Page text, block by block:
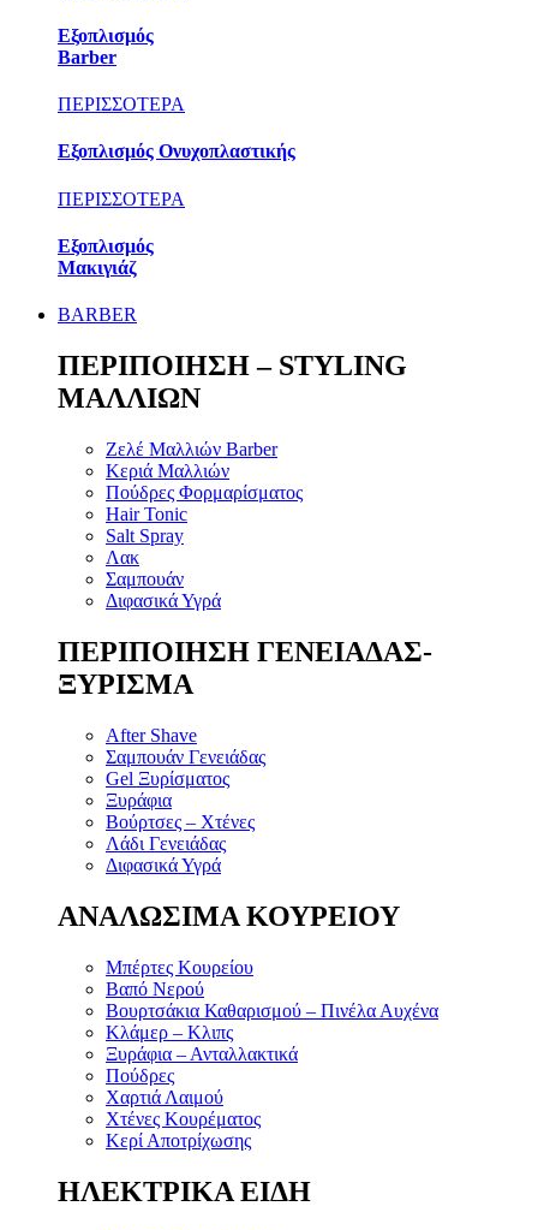
Εξοπλισμός
Barber
ΠΕΡΙΣΣΟΤΕΡΑ
Εξοπλισμός Ονυχοπλαστικής
ΠΕΡΙΣΣΟΤΕΡΑ
Εξοπλισμός
Μακιγιάζ
BARBER
ΠΕΡΙΠΟΙΗΣΗ – STYLING
ΜΑΛΛΙΩΝ
Ζελέ Μαλλιών Barber
Κεριά Μαλλιών
Πούδρες Φορμαρίσματος
Hair Tonic
Salt Spray
Λακ
Σαμπουάν
Διφασικά Υγρά
ΠΕΡΙΠΟΙΗΣΗ ΓΕΝΕΙΑΔΑΣ-
ΞΥΡΙΣΜΑ
After Shave
Σαμπουάν Γενειάδας
Gel Ξυρίσματος
Ξυράφια
Βούρτσες – Χτένες
Λάδι Γενειάδας
Διφασικά Υγρά
ΑΝΑΛΩΣΙΜΑ ΚΟΥΡΕΙΟΥ
Μπέρτες Κουρείου
Βαπό Νερού
Βουρτσάκια Καθαρισμού – Πινέλα Αυχένα
Κλάμερ – Κλιπς
Ξυράφια – Ανταλλακτικά
Πούδρες
Χαρτιά Λαιμού
Χτένες Κουρέματος
Κερί Αποτρίχωσης
ΗΛΕΚΤΡΙΚΑ ΕΙΔΗ